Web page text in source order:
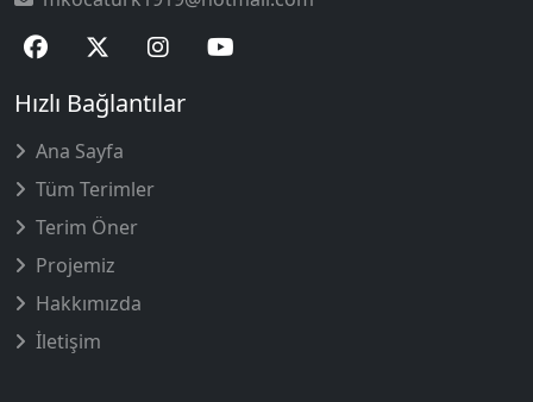
Hızlı Bağlantılar
Ana Sayfa
Tüm Terimler
Terim Öner
Projemiz
Hakkımızda
İletişim